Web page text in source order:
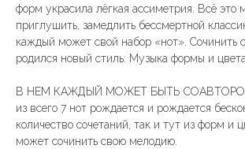
форм украсила лёгкая ассиметрия. Всё это
приглушить, замедлить бессмертной
каждый может свой набор «нот». Сочинить
родился новый стиль: Музыка формы и
В НЕМ КАЖДЫЙ МОЖЕТ БЫТЬ
из всего 7 нот рождается и рождается
количество сочетаний, так и тут из форм и
может сочинить свою мелодию.